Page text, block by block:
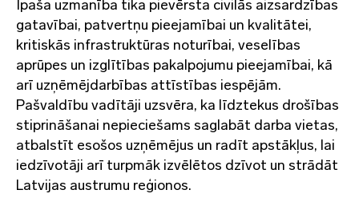
Īpaša uzmanība tika pievērsta civilās aizsardzības
gatavībai, patvertņu pieejamībai un kvalitātei,
kritiskās infrastruktūras noturībai, veselības
aprūpes un izglītības pakalpojumu pieejamībai, kā
arī uzņēmējdarbības attīstības iespējām.
Pašvaldību vadītāji uzsvēra, ka līdztekus drošības
stiprināšanai nepieciešams saglabāt darba vietas,
atbalstīt esošos uzņēmējus un radīt apstākļus, lai
iedzīvotāji arī turpmāk izvēlētos dzīvot un strādāt
Latvijas austrumu reģionos.